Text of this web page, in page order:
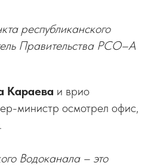
республиканского
Правительства РСО–А
Караева и врио
министр осмотрел офис,
Водоканала – это